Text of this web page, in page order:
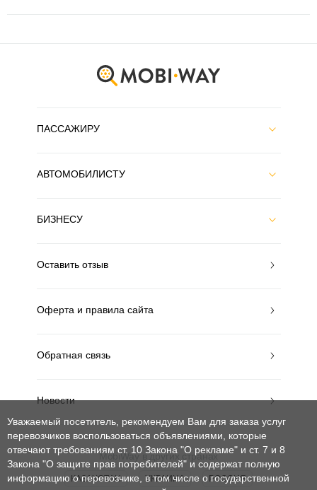
ПАССАЖИРУ
АВТОМОБИЛИСТУ
БИЗНЕСУ
Оставить отзыв
Оферта и правила сайта
Обратная связь
Новости
MobiWay в других странах
КАЗАХСТАН УКРАИНА РОССИЯ
Уважаемый посетитель, рекомендуем Вам для заказа услуг
перевозчиков воспользоваться объявлениями, которые
отвечают требованиям ст. 10 Закона "О рекламе" и ст. 7 и 8
Закона "О защите прав потребителей" и содержат полную
информацию о перевозчике, в том числе о государственной